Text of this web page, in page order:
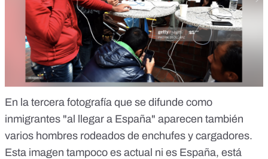
En la tercera fotografía que se difunde como
inmigrantes "al llegar a España" aparecen también
varios hombres rodeados de enchufes y cargadores.
Esta imagen tampoco es actual ni es España, está